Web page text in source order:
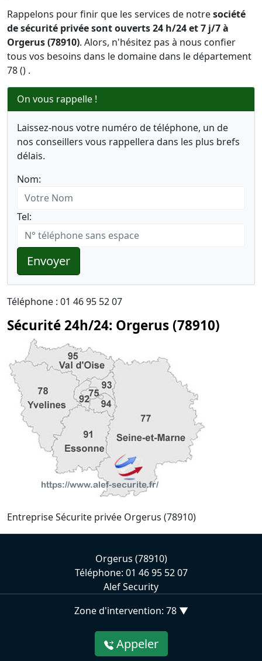
Rappelons pour finir que les services de notresociété
de sécurité privée sont ouverts 24 h/24 et 7 j/7 à
Orgerus (78910). Alors, n'hésitez pas à nous confier
tous vos besoins dans le domaine dans le département
78 () .
On vous rappelle !
Laissez-nous votre numéro de téléphone, un de
nos conseillers vous rappellera dans les plus brefs
délais.
Nom:
Tel:
Envoyer
Téléphone : 01 46 95 52 07
Sécurité 24h/24: Orgerus (78910)
Entreprise Sécurite privée Orgerus (78910)
Orgerus (78910)
Téléphone: 01 46 95 52 07
Alef Security
Zone d'intervention: 78 ▼
Appeler